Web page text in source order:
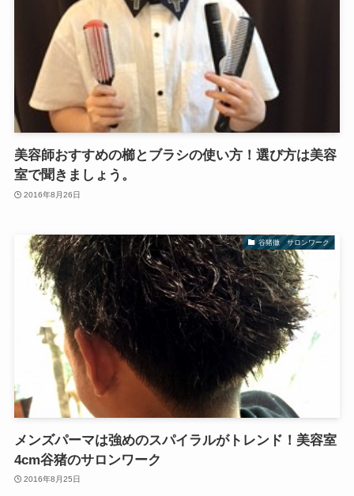
美容師おすすめの櫛とブラシの使い方！選び方は美容
室で聞きましょう。
2016年8月26日
谷猪徹 サロンワーク
メンズパーマは強めのスパイラルがトレンド！美容室
4cm谷猪のサロンワーク
2016年8月25日